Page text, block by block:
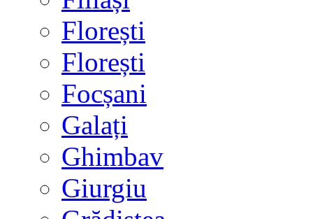
Florești
Florești
Focșani
Galați
Ghimbav
Giurgiu